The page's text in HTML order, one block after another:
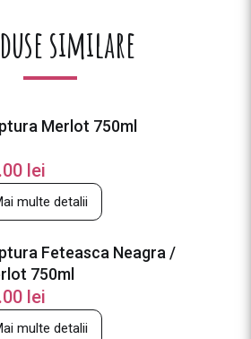
similare
Merlot 750ml
lei
multe detalii
Feteasca Neagra /
750ml
lei
multe detalii